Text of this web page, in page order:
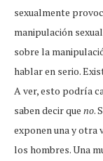
sexualmente
manipulación
sobre la
hablar en serio.
A ver, esto podría
saben decir que no.
exponen una y otra
los hombres. Una